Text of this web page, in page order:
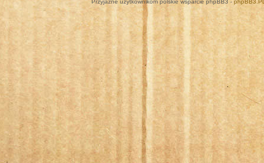
Przyjazne użytkownikom polskie wsparcie phpBB3 - phpBB3.PL